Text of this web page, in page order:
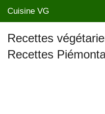
Cuisine VG
Recettes
Recettes